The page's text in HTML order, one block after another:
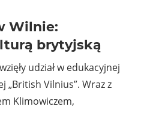
Wilnie:
brytyjską
udział w edukacyjnej
„British Vilnius”. Wraz z
Klimowiczem,